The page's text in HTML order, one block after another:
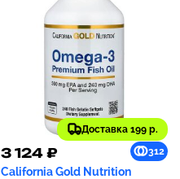
Доставка 199 р.
3 124 ₽ 312
California Gold Nutrition